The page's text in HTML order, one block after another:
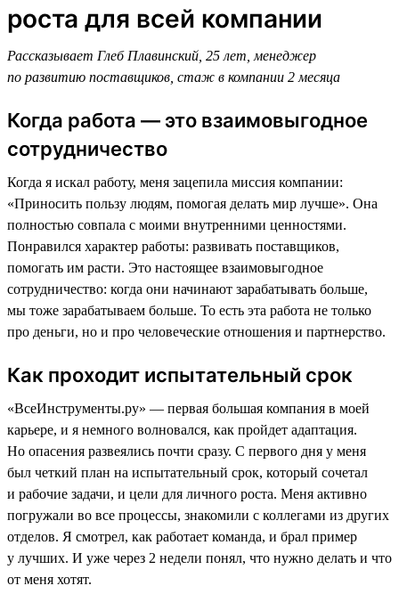
роста для всей компании
Рассказывает Глеб Плавинский, 25 лет, менеджер
по развитию поставщиков, стаж в компании 2 месяца
Когда работа — это взаимовыгодное
сотрудничество
Когда я искал работу, меня зацепила миссия компании:
«Приносить пользу людям, помогая делать мир лучше». Она
полностью совпала с моими внутренними ценностями.
Понравился характер работы: развивать поставщиков,
помогать им расти. Это настоящее взаимовыгодное
сотрудничество: когда они начинают зарабатывать больше,
мы тоже зарабатываем больше. То есть эта работа не только
про деньги, но и про человеческие отношения и партнерство.
Как проходит испытательный срок
«ВсеИнструменты.ру» — первая большая компания в моей
карьере, и я немного волновался, как пройдет адаптация.
Но опасения развеялись почти сразу. С первого дня у меня
был четкий план на испытательный срок, который сочетал
и рабочие задачи, и цели для личного роста. Меня активно
погружали во все процессы, знакомили с коллегами из других
отделов. Я смотрел, как работает команда, и брал пример
у лучших. И уже через 2 недели понял, что нужно делать и что
от меня хотят.